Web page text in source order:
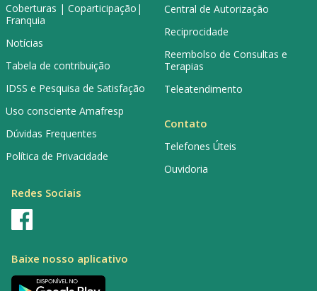
Coberturas | Coparticipação|
Franquia
Notícias
Tabela de contribuição
IDSS e Pesquisa de Satisfação
Uso consciente Amafresp
Dúvidas Frequentes
Política de Privacidade
Central de Autorização
Reciprocidade
Reembolso de Consultas e
Terapias
Teleatendimento
Contato
Telefones Úteis
Ouvidoria
Redes Sociais
Baixe nosso aplicativo